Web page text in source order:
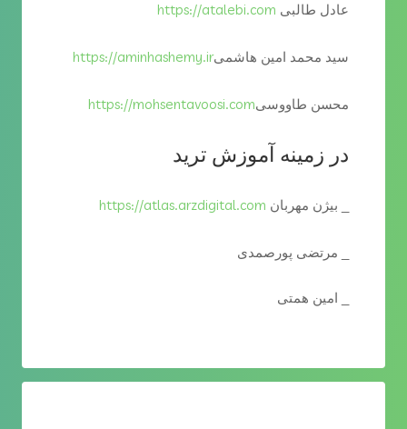
عادل طالبی https://atalebi.com
سید محمد امین هاشمیhttps://aminhashemy.ir
محسن طاووسیhttps://mohsentavoosi.com
در زمینه آموزش ترید
_ بیژن مهربان https://atlas.arzdigital.com
_ مرتضی پورصمدی
_ امین همتی